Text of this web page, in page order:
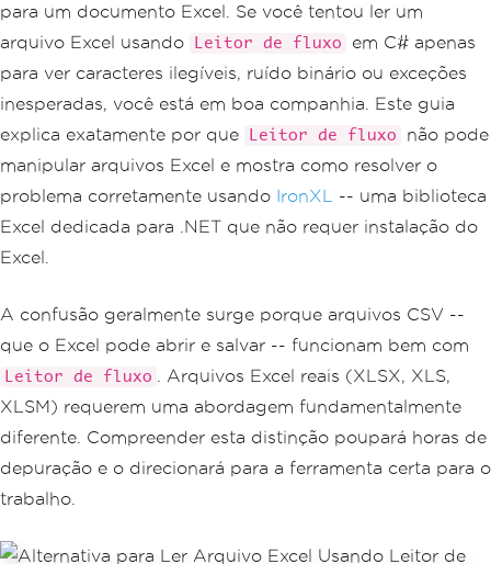
para um documento Excel. Se você tentou ler um
arquivo Excel usando
Leitor de fluxo
em C# apenas
para ver caracteres ilegíveis, ruído binário ou exceções
inesperadas, você está em boa companhia. Este guia
explica exatamente por que
Leitor de fluxo
não pode
manipular arquivos Excel e mostra como resolver o
problema corretamente usando IronXL
-- uma biblioteca
Excel dedicada para .NET que não requer instalação do
Excel.
A confusão geralmente surge porque arquivos CSV --
que o Excel pode abrir e salvar -- funcionam bem com
Leitor de fluxo
. Arquivos Excel reais (XLSX, XLS,
XLSM) requerem uma abordagem fundamentalmente
diferente. Compreender esta distinção poupará horas de
depuração e o direcionará para a ferramenta certa para o
trabalho.